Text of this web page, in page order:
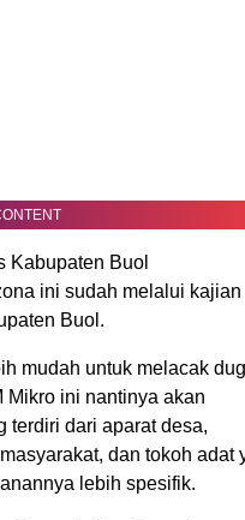
Kabupaten Buol
ini sudah melalui kajian
Buol.
mudah untuk melacak
Mikro ini nantinya akan
terdiri dari aparat desa,
dan tokoh adat
lebih spesifik.